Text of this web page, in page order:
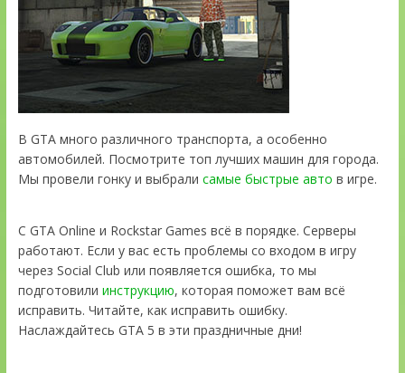
В GTA много различного транспорта, а особенно
автомобилей. Посмотрите топ лучших машин для города.
Мы провели гонку и выбрали самые быстрые авто в игре.
С GTA Online и Rockstar Games всё в порядке. Серверы
работают. Если у вас есть проблемы со входом в игру
через Social Club или появляется ошибка, то мы
подготовили инструкцию, которая поможет вам всё
исправить. Читайте, как исправить ошибку.
Наслаждайтесь GTA 5 в эти праздничные дни!